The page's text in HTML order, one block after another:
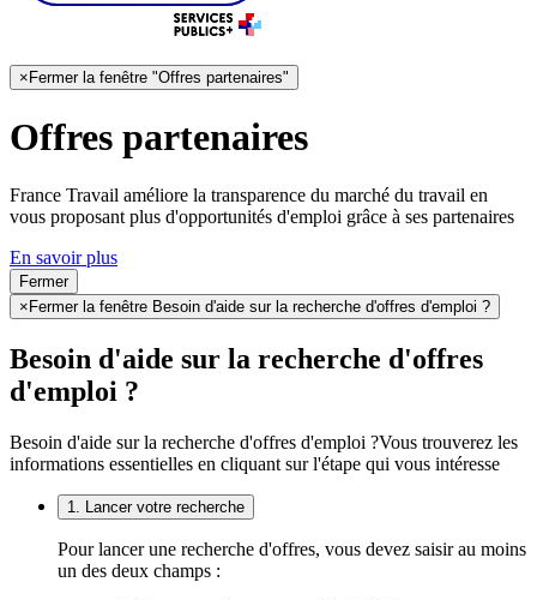
×Fermer la fenêtre "Offres partenaires"
Offres partenaires
France Travail améliore la transparence du marché du travail en
vous proposant plus d'opportunités d'emploi grâce à ses partenaires
En savoir plus
Fermer
× Fermer la fenêtre Besoin d'aide sur la recherche d'offres d'emploi ?
Besoin d'aide sur la recherche d'offres
d'emploi ?
Besoin d'aide sur la recherche d'offres d'emploi ?Vous trouverez les
informations essentielles en cliquant sur l'étape qui vous intéresse
1. Lancer votre recherche
Pour lancer une recherche d'offres, vous devez saisir au moins
un des deux champs :